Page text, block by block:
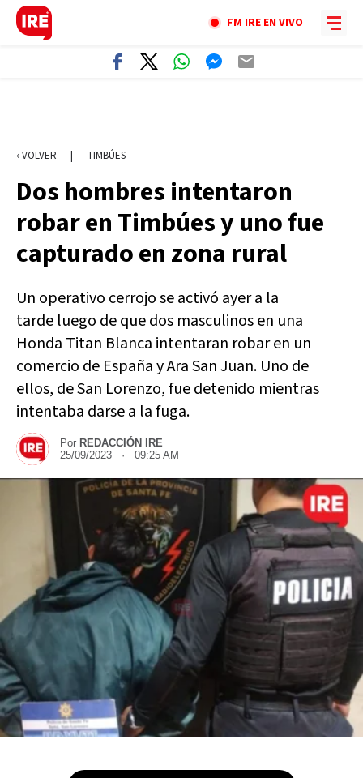
FM IRE EN VIVO
‹ VOLVER | TIMBÚES
Dos hombres intentaron
robar en Timbúes y uno fue
capturado en zona rural
Un operativo cerrojo se activó ayer a la
tarde luego de que dos masculinos en una
Honda Titan Blanca intentaran robar en un
comercio de España y Ara San Juan. Uno de
ellos, de San Lorenzo, fue detenido mientras
intentaba darse a la fuga.
Por REDACCIÓN IRE
25/09/2023 · 09:25 AM